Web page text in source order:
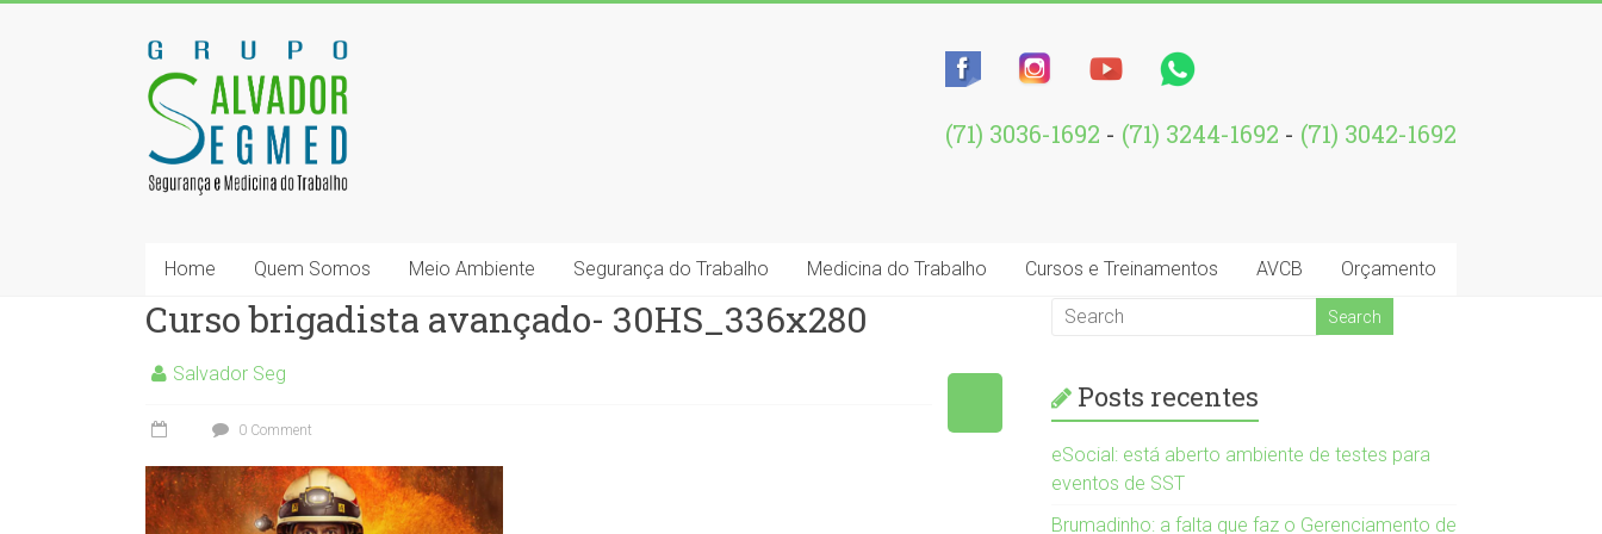
(71) 3036-1692 - (71) 3244-1692 - (71) 3042-1692
Home Quem Somos Meio Ambiente Segurança do Trabalho Medicina do Trabalho Cursos e Treinamentos AVCB Orçamento
Curso brigadista avançado- 30HS_336x280
Salvador Seg
0 Comment
Posts recentes
eSocial: está aberto ambiente de testes para
eventos de SST
Brumadinho: a falta que faz o Gerenciamento de